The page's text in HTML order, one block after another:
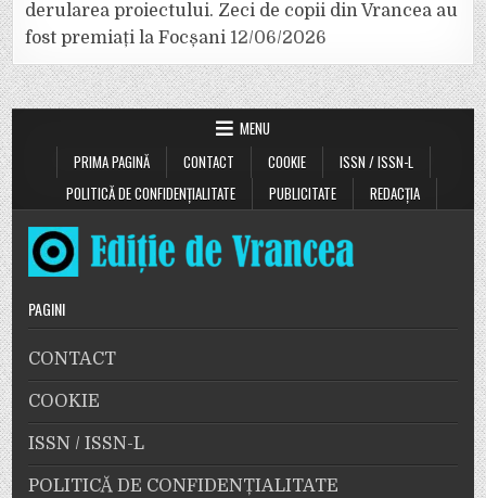
derularea proiectului. Zeci de copii din Vrancea au
fost premiați la Focșani 12/06/2026
MENU
PRIMA PAGINĂ
CONTACT COOKIE
ISSN / ISSN-L
POLITICĂ DE CONFIDENȚIALITATE
PUBLICITATE REDACȚIA
PAGINI
CONTACT
COOKIE
ISSN / ISSN-L
POLITICĂ DE CONFIDENȚIALITATE